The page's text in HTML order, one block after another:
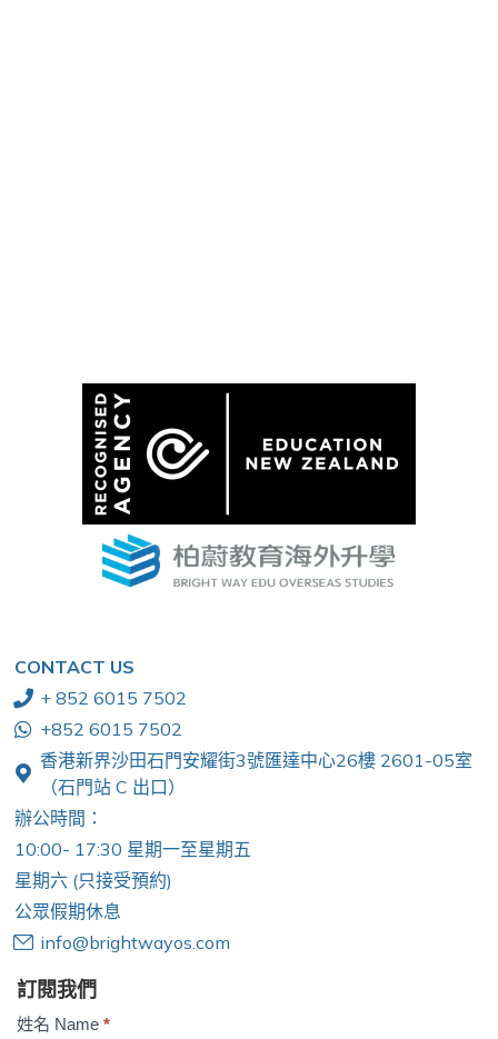
CONTACT US
+ 852 6015 7502
+852 6015 7502
香港新界沙田石門安耀街3號匯達中心26樓 2601-05室
（石門站 C 出口）
辦公時間：
10:00- 17:30 星期一至星期五
星期六 (只接受預約)
公眾假期休息
info@brightwayos.com
訂閱我們
Subscription
姓名 Name *